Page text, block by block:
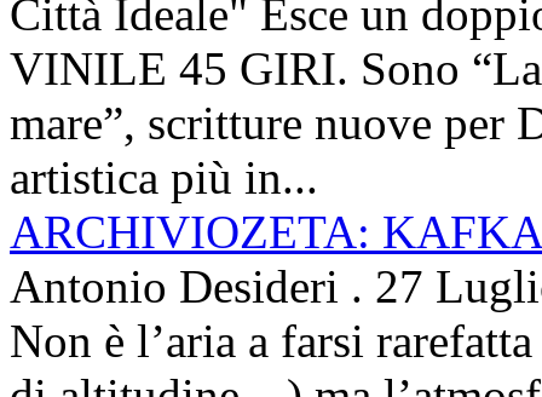
Città Ideale" Esce un
VINILE 45 GIRI. Sono
mare”, scritture nuove per
artistica più in...
ARCHIVIOZETA:
Antonio Desideri . 27
Non è l’aria a farsi